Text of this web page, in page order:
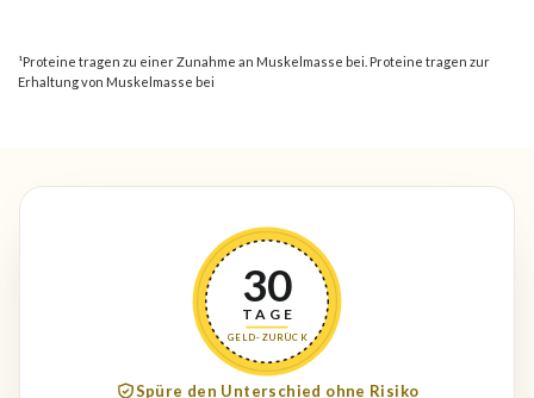
¹Proteine tragen zu einer Zunahme an Muskelmasse bei. Proteine tragen zur
Erhaltung von Muskelmasse bei
30
TAGE
GELD-ZURÜCK
Spüre den Unterschied ohne Risiko